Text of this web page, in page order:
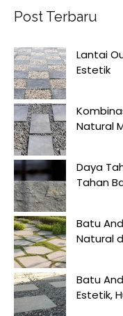
Post Terbaru
Lantai
Estetik
Natural
Daya
Tahan
Batu
Natural
Batu
Estetik,